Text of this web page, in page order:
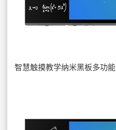
智慧触摸教学纳米黑板多功